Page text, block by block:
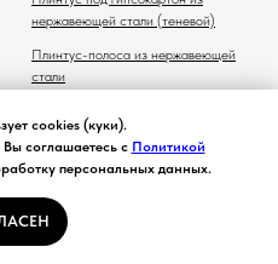
cookies (куки).
соглашаетесь с Политикой
персональных данных.
нержавеющей стали (теневой)
Плинтус-полоса из нержавеющей
стали
нержавеющей стали